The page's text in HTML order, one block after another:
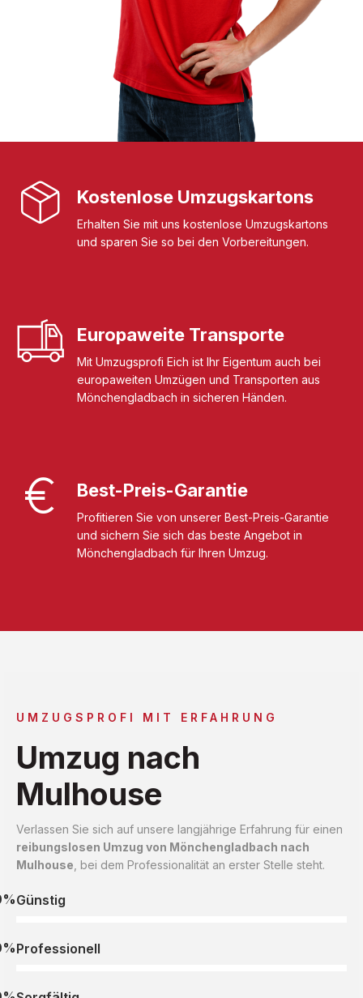
Kostenlose Umzugskartons
Erhalten Sie mit uns kostenlose Umzugskartons
und sparen Sie so bei den Vorbereitungen.
Europaweite Transporte
Mit Umzugsprofi Eich ist Ihr Eigentum auch bei
europaweiten Umzügen und Transporten aus
Mönchengladbach in sicheren Händen.
Best-Preis-Garantie
Profitieren Sie von unserer Best-Preis-Garantie
und sichern Sie sich das beste Angebot in
Mönchengladbach für Ihren Umzug.
UMZUGSPROFI MIT ERFAHRUNG
Umzug nach
Mulhouse
Verlassen Sie sich auf unsere langjährige Erfahrung für einen
reibungslosen Umzug von Mönchengladbach nach
Mulhouse , bei dem Professionalität an erster Stelle steht.
Günstig
Professionell